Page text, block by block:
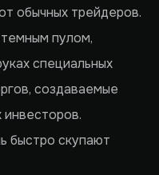
обычных трейдеров.
пулом,
специальных
создаваемые
быстро скупают